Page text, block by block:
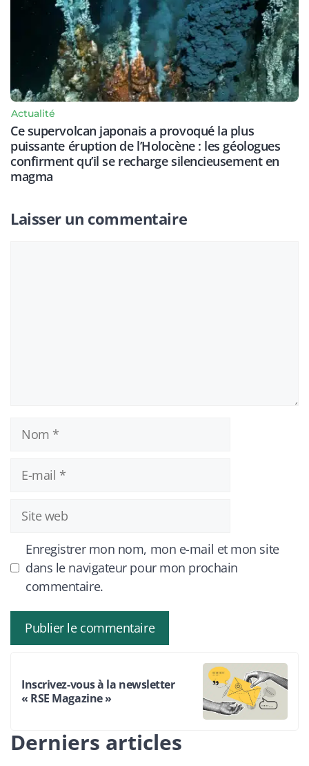
Actualité
Ce supervolcan japonais a provoqué la plus
puissante éruption de l’Holocène : les géologues
confirment qu’il se recharge silencieusement en
magma
Laisser un commentaire
Nom
Site
Enregistrer mon nom, mon e-mail et mon site
dans le navigateur pour mon prochain
commentaire.
Inscrivez-vous à la newsletter
« RSE Magazine »
Derniers articles